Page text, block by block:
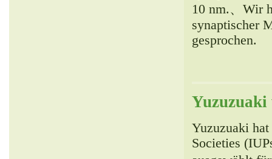
10 nm.、Wir
synaptischer
gesprochen.
Yuzuzuaki
Yuzuzuaki
Societies